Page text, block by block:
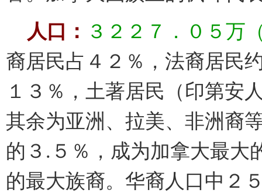
人口： ３２２７．０５万
裔居民占４２％，法裔居民
１３％，土著居民（印第安
其余为亚洲、拉美、非洲裔
的３.５％，成为加拿大最大
的最大族裔。华裔人口中２